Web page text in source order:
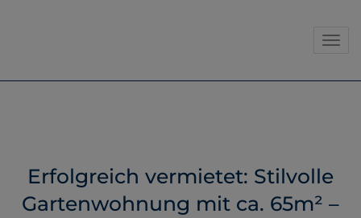
Erfolgreich vermietet: Stilvolle
Gartenwohnung mit ca. 65m² –